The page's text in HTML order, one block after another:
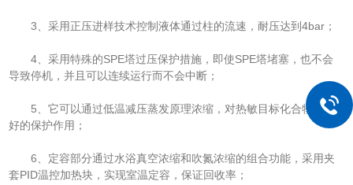
3、采用正压进样技术控制液体通过柱的流速，耐压达到4bar；
4、采用特殊的SPE塔过压保护措施，即使SPE塔堵塞，也不会
导致停机，并且可以连续运行而不会中断；
5、它可以通过低温减压蒸发原理浓缩，对热敏目标化合物有很
好的保护作用；
6、定容部分通过水浴真空浓缩和吹氮浓缩的组合功能，采用夹
套PID温控加热块，实现室温定容，保证回收率；